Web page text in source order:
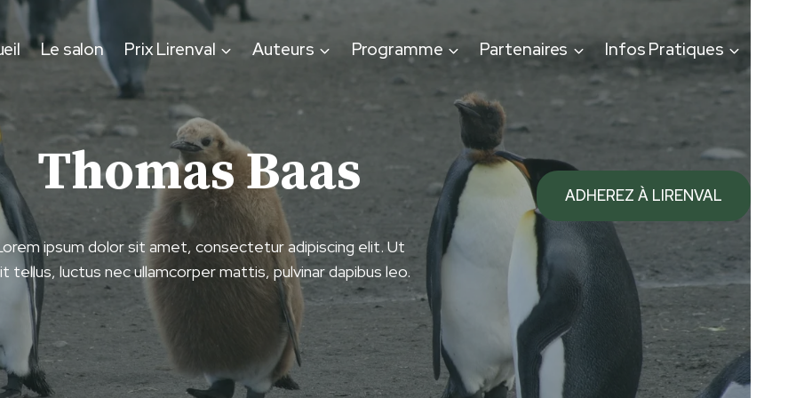
Le salon Prix Lirenval Auteurs Programme Partenaires Infos Pratiques
ADHEREZ À LIRENVAL
Thomas Baas
ipsum dolor sit amet, consectetur adipiscing elit. Ut
tellus, luctus nec ullamcorper mattis, pulvinar dapibus leo.